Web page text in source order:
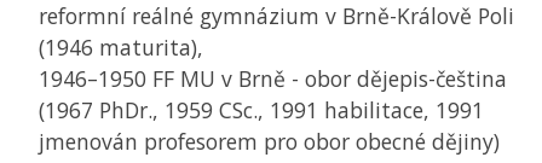
reformní reálné gymnázium v Brně-Králově Poli
(1946 maturita),
1946–1950 FF MU v Brně - obor dějepis-čeština
(1967 PhDr., 1959 CSc., 1991 habilitace, 1991
jmenován profesorem pro obor obecné dějiny)